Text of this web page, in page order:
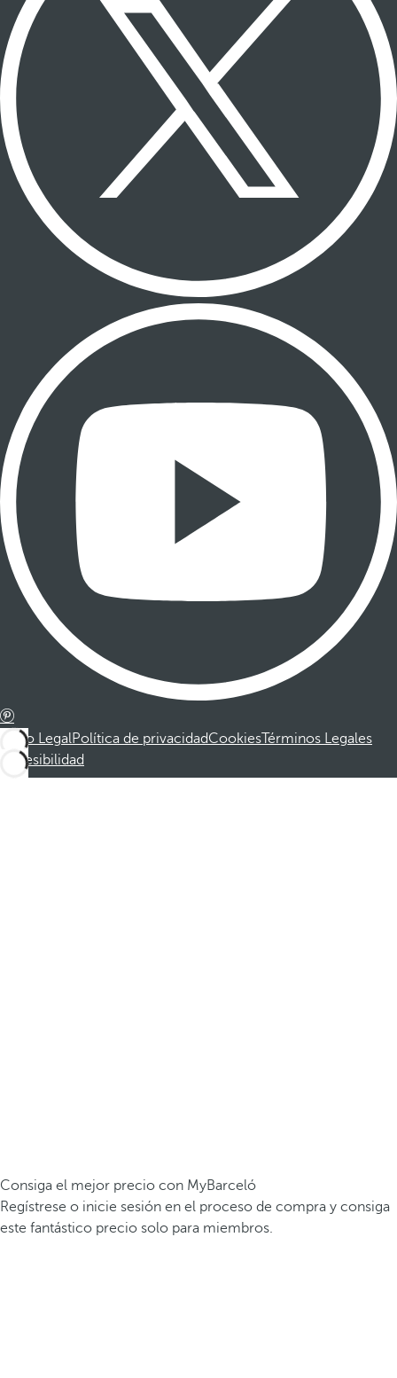
Aviso LegalPolítica de privacidadCookiesTérminos Legales
Accesibilidad
Consiga el mejor precio con MyBarceló
Regístrese o inicie sesión en el proceso de compra y consiga
este fantástico precio solo para miembros.